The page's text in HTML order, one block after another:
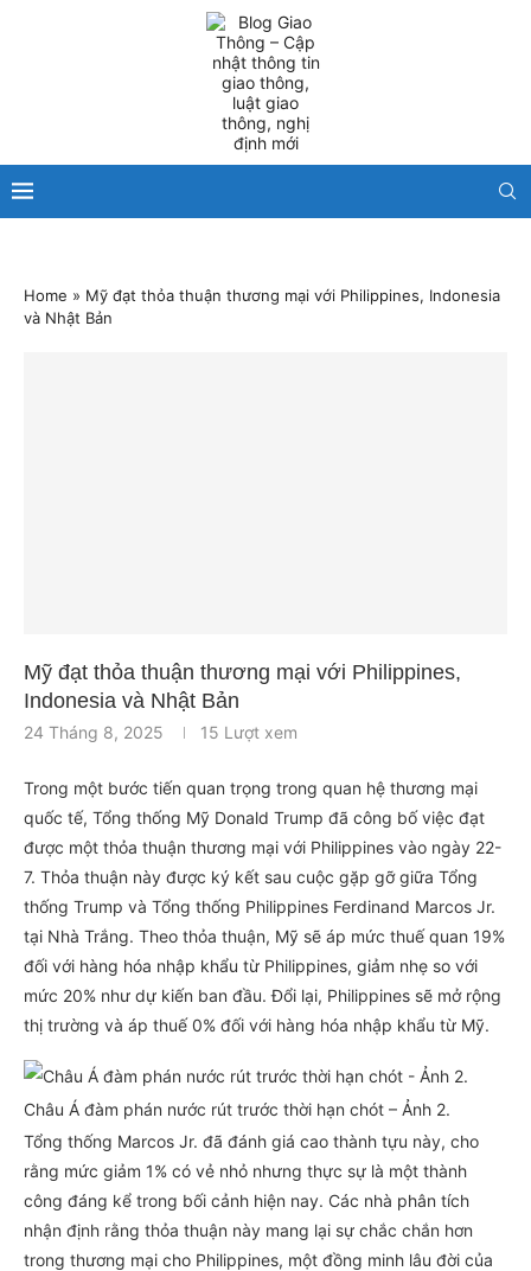
Home » Mỹ đạt thỏa thuận thương mại với Philippines, Indonesia
và Nhật Bản
Mỹ đạt thỏa thuận thương mại với Philippines,
Indonesia và Nhật Bản
24 Tháng 8, 2025 15 Lượt xem
Trong một bước tiến quan trọng trong quan hệ thương mại
quốc tế, Tổng thống Mỹ Donald Trump đã công bố việc đạt
được một thỏa thuận thương mại với Philippines vào ngày 22-
7. Thỏa thuận này được ký kết sau cuộc gặp gỡ giữa Tổng
thống Trump và Tổng thống Philippines Ferdinand Marcos Jr.
tại Nhà Trắng. Theo thỏa thuận, Mỹ sẽ áp mức thuế quan 19%
đối với hàng hóa nhập khẩu từ Philippines, giảm nhẹ so với
mức 20% như dự kiến ban đầu. Đổi lại, Philippines sẽ mở rộng
thị trường và áp thuế 0% đối với hàng hóa nhập khẩu từ Mỹ.
Châu Á đàm phán nước rút trước thời hạn chót – Ảnh 2.
Tổng thống Marcos Jr. đã đánh giá cao thành tựu này, cho
rằng mức giảm 1% có vẻ nhỏ nhưng thực sự là một thành
công đáng kể trong bối cảnh hiện nay. Các nhà phân tích
nhận định rằng thỏa thuận này mang lại sự chắc chắn hơn
trong thương mại cho Philippines, một đồng minh lâu đời của